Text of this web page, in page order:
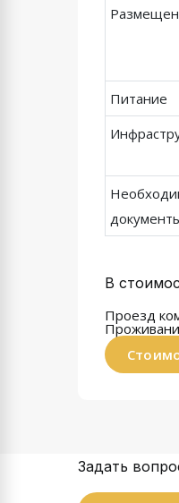
Питание
В
Проезд
Задать